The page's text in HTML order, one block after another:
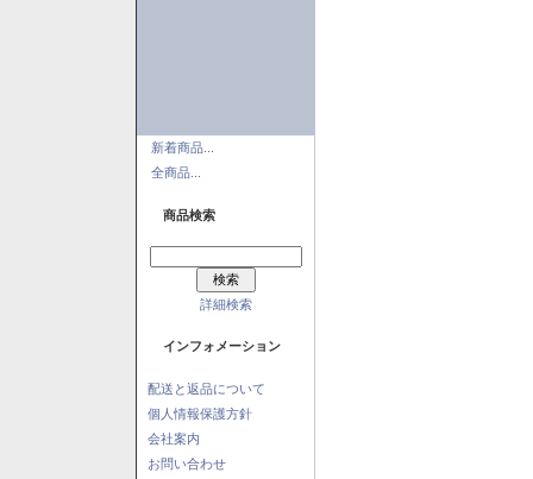
新着商品...
全商品...
商品検索
詳細検索
インフォメーション
配送と返品について
個人情報保護方針
会社案内
お問い合わせ